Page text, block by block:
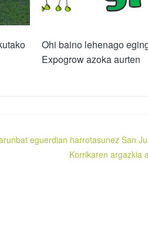
Ohi baino lehenago
Expogrow azoka aurten
eguerdian harrotasunez San
Korrikaren argazkia